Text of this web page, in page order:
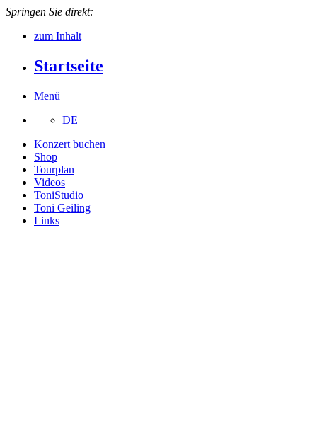
Springen Sie direkt:
zum Inhalt
Startseite
Menü
DE
Konzert buchen
Shop
Tourplan
Videos
ToniStudio
Toni Geiling
Links